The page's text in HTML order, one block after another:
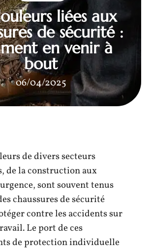
liées aux
de sécurité :
en venir à
bout
06/04/2025
de divers secteurs
de la construction aux
sont souvent tenus
chaussures de sécurité
contre les accidents sur
Le port de ces
de protection individuelle